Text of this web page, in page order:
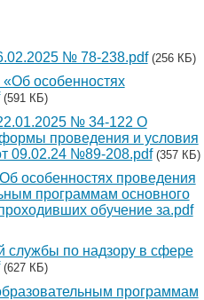
№ 78-238.pdf (256 КБ)
особенностях
(591 КБ)
№ 34-122 О
проведения и условия
09.02.24 №89-208.pdf (357 КБ)
особенностях проведения
программам основного
обучение за.pdf
службы по надзору в сфере
(627 КБ)
программам